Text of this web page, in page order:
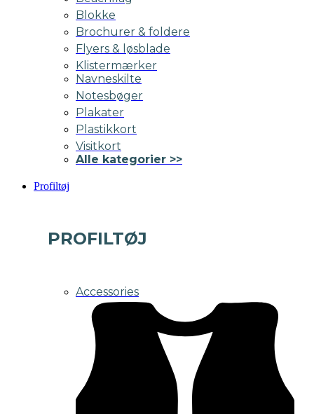
Blokke
Brochurer & foldere
Flyers & løsblade
Klistermærker
Navneskilte
Notesbøger
Plakater
Plastikkort
Visitkort
Alle kategorier >>
Profiltøj
PROFILTØJ
Accessories